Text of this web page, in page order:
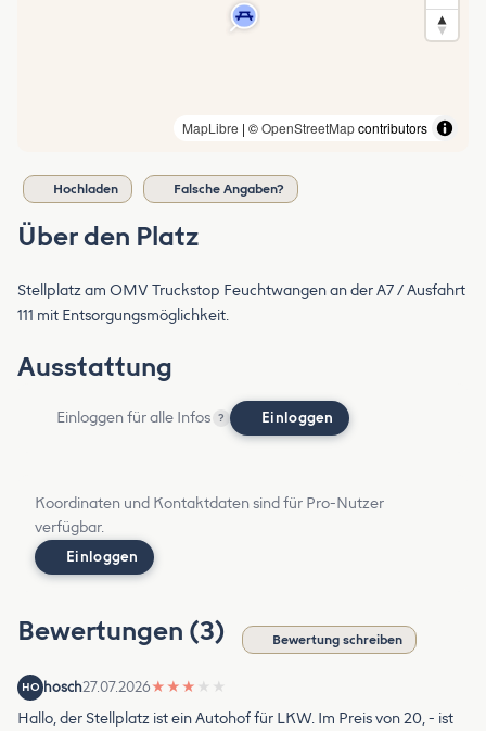
MapLibre | ©OpenStreetMapcontributors
Hochladen Falsche Angaben?
Über den Platz
Stellplatz am OMV Truckstop Feuchtwangen an der A7 / Ausfahrt
111 mit Entsorgungsmöglichkeit.
Ausstattung
Einloggen für alle Infos ? Einloggen
Koordinaten und Kontaktdaten sind für Pro-Nutzer
verfügbar.
Einloggen
Bewertungen (3) Bewertung schreiben
HO hosch27.07.2026★ ★ ★ ★ ★
Hallo, der Stellplatz ist ein Autohof für LKW. Im Preis von 20, - ist